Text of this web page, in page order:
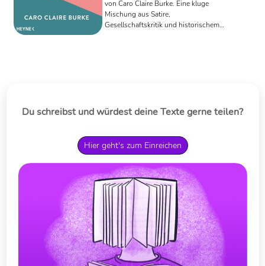
von Caro Claire Burke. Eine kluge
Mischung aus Satire,
Gesellschaftskritik und historischem
Du schreibst und würdest deine Texte gerne teilen?
Hier geht's zum Einreichen